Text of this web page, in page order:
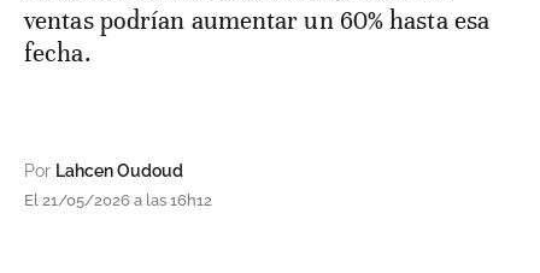
ventas podrían aumentar un 60% hasta esa
fecha.
Por Lahcen Oudoud
El 21/05/2026 a las 16h12